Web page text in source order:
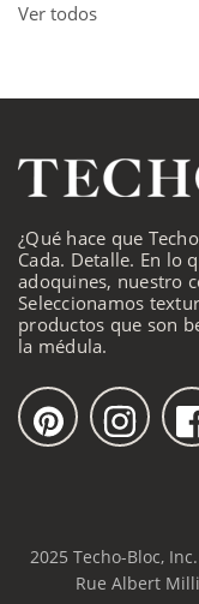
Ver todos
¿Qué hace que
Cada. Detalle. En lo
adoquines, nuestro
Seleccionamos
productos que son
la médula.
2025 Techo-Bloc,
Rue Albert